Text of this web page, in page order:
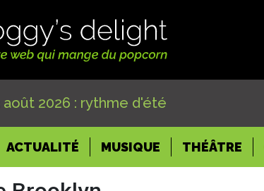
août 2026 : rythme d'été
ACTUALITÉ MUSIQUE THÉÂTRE